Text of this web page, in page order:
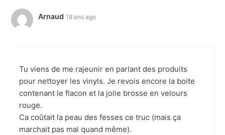
Arnaud 18 ans ago
Tu viens de me rajeunir en parlant des produits
pour nettoyer les vinyls. Je revois encore la boite
contenant le flacon et la jolie brosse en velours
rouge.
Ca coûtait la peau des fesses ce truc (mais ça
marchait pas mal quand même).